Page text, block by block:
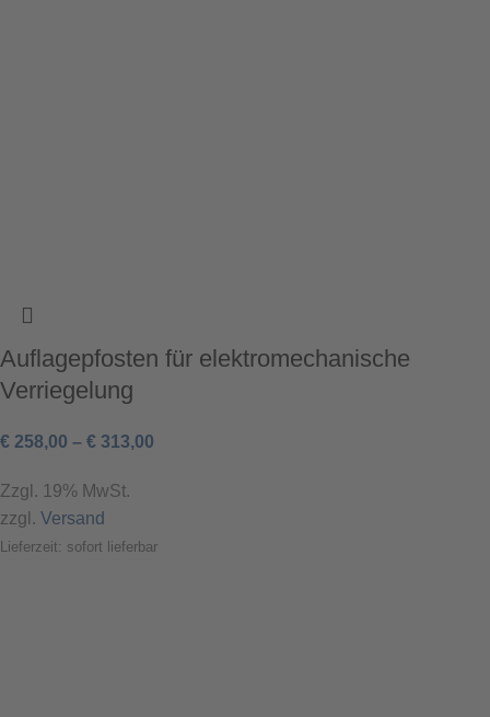
Auflagepfosten für elektromechanische
Verriegelung
€ 258,00 – € 313,00
Zzgl. 19% MwSt.
zzgl. Versand
Lieferzeit: sofort lieferbar